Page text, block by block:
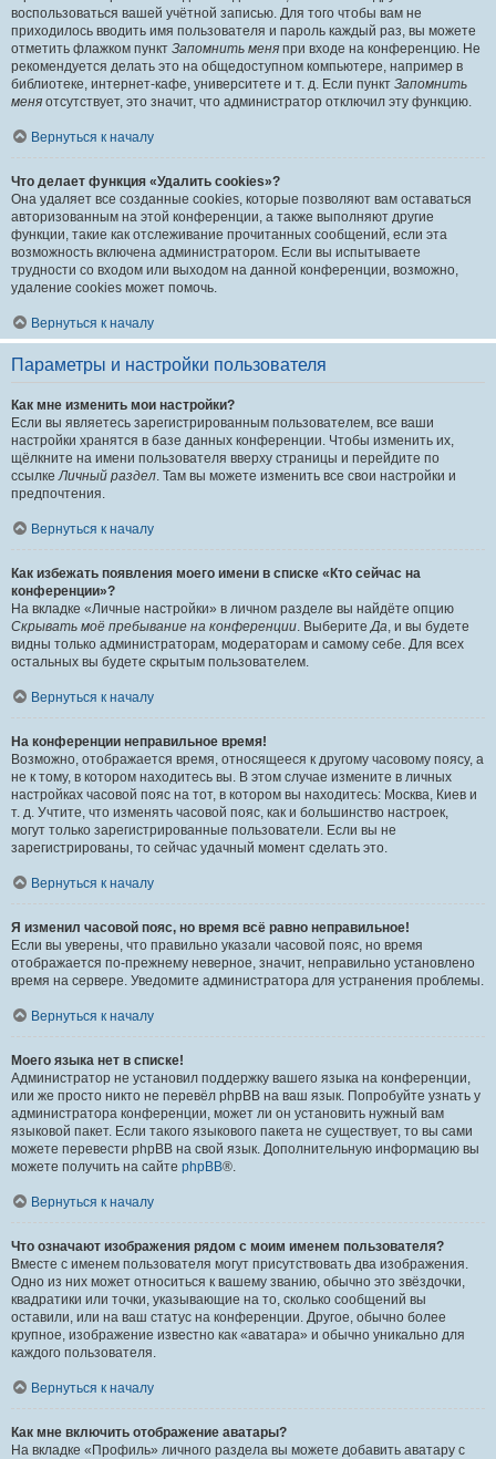
воспользоваться вашей учётной записью. Для того чтобы вам не
приходилось вводить имя пользователя и пароль каждый раз, вы можете
отметить флажком пункт Запомнить меня при входе на конференцию. Не
рекомендуется делать это на общедоступном компьютере, например в
библиотеке, интернет-кафе, университете и т. д. Если пункт Запомнить
меня отсутствует, это значит, что администратор отключил эту функцию.
Вернуться к началу
Что делает функция «Удалить cookies»?
Она удаляет все созданные cookies, которые позволяют вам оставаться
авторизованным на этой конференции, а также выполняют другие
функции, такие как отслеживание прочитанных сообщений, если эта
возможность включена администратором. Если вы испытываете
трудности со входом или выходом на данной конференции, возможно,
удаление cookies может помочь.
Вернуться к началу
Параметры и настройки пользователя
Как мне изменить мои настройки?
Если вы являетесь зарегистрированным пользователем, все ваши
настройки хранятся в базе данных конференции. Чтобы изменить их,
щёлкните на имени пользователя вверху страницы и перейдите по
ссылкеЛичный раздел. Там вы можете изменить все свои настройки и
предпочтения.
Вернуться к началу
Как избежать появления моего имени в списке «Кто сейчас на
конференции»?
На вкладке «Личные настройки» в личном разделе вы найдёте опцию
Скрывать моё пребывание на конференции. ВыберитеДа, и вы будете
видны только администраторам, модераторам и самому себе. Для всех
остальных вы будете скрытым пользователем.
Вернуться к началу
На конференции неправильное время!
Возможно, отображается время, относящееся к другому часовому поясу, а
не к тому, в котором находитесь вы. В этом случае измените в личных
настройках часовой пояс на тот, в котором вы находитесь: Москва, Киев и
т. д. Учтите, что изменять часовой пояс, как и большинство настроек,
могут только зарегистрированные пользователи. Если вы не
зарегистрированы, то сейчас удачный момент сделать это.
Вернуться к началу
Я изменил часовой пояс, но время всё равно неправильное!
Если вы уверены, что правильно указали часовой пояс, но время
отображается по-прежнему неверное, значит, неправильно установлено
время на сервере. Уведомите администратора для устранения проблемы.
Вернуться к началу
Моего языка нет в списке!
Администратор не установил поддержку вашего языка на конференции,
или же просто никто не перевёл phpBB на ваш язык. Попробуйте узнать у
администратора конференции, может ли он установить нужный вам
языковой пакет. Если такого языкового пакета не существует, то вы сами
можете перевести phpBB на свой язык. Дополнительную информацию вы
можете получить на сайте phpBB®.
Вернуться к началу
Что означают изображения рядом с моим именем пользователя?
Вместе с именем пользователя могут присутствовать два изображения.
Одно из них может относиться к вашему званию, обычно это звёздочки,
квадратики или точки, указывающие на то, сколько сообщений вы
оставили, или на ваш статус на конференции. Другое, обычно более
крупное, изображение известно как «аватара» и обычно уникально для
каждого пользователя.
Вернуться к началу
Как мне включить отображение аватары?
На вкладке «Профиль» личного раздела вы можете добавить аватару с